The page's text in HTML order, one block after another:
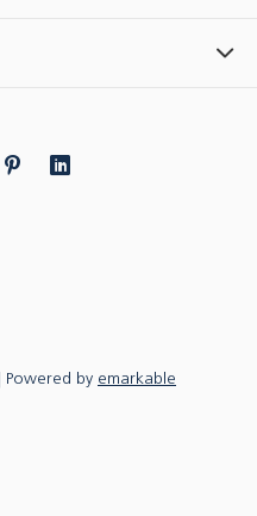
| Powered by emarkable